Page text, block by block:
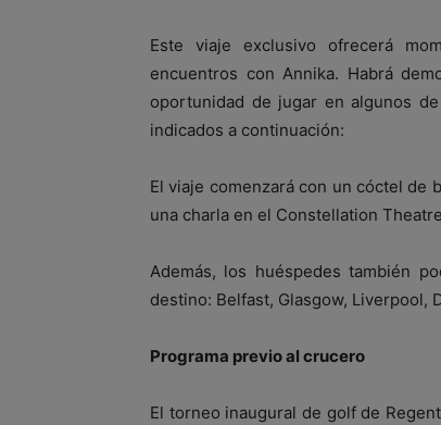
Este viaje exclusivo ofrecerá
encuentros con Annika. Habrá
oportunidad de jugar en algunos
indicados a continuación:
El viaje comenzará con un cóctel de
una charla en el Constellation
Además, los huéspedes también
destino: Belfast, Glasgow, Liverpool,
Programa previo al crucero
El torneo inaugural de golf de